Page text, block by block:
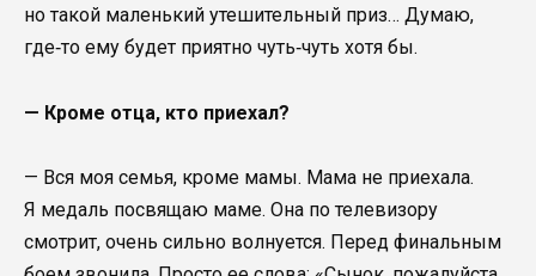
но такой маленький утешительный приз… Думаю,
где‑то ему будет приятно чуть‑чуть хотя бы.
— Кроме отца, кто приехал?
— Вся моя семья, кроме мамы. Мама не приехала.
Я медаль посвящаю маме. Она по телевизору
смотрит, очень сильно волнуется. Перед финальным